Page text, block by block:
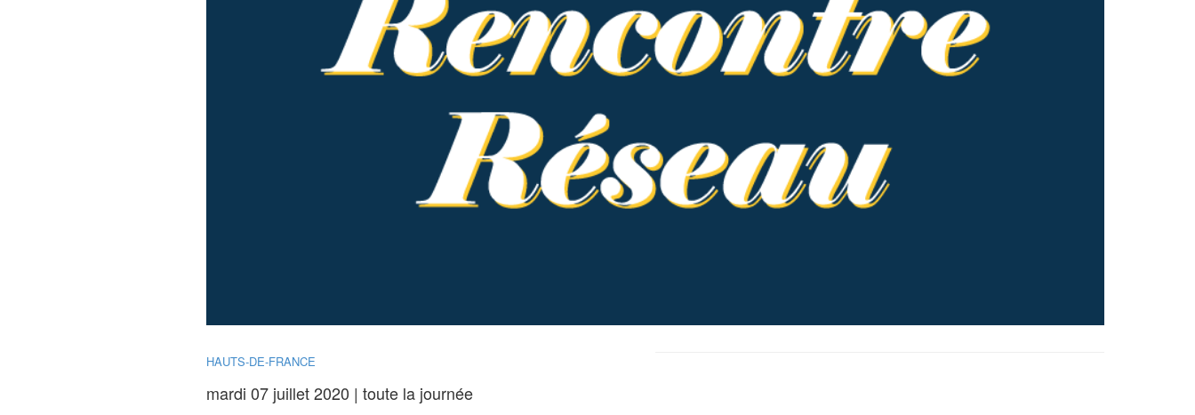
HAUTS-DE-FRANCE
mardi 07 juillet 2020 | toute la journée